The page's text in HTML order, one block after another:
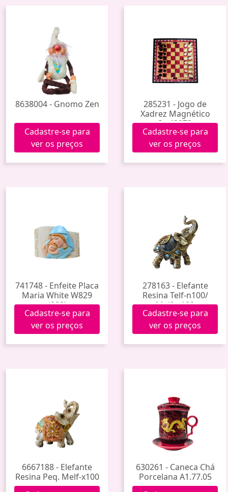
8638004 - Gnomo Zen
Cadastre-se para
ver os preços
285231 - Jogo de
Xadrez Magnético
Im42073
Cadastre-se para
ver os preços
741748 - Enfeite Placa
Maria White W829
(288)
Cadastre-se para
ver os preços
278163 - Elefante
Resina Telf-n100/
Melf-n100
Cadastre-se para
ver os preços
6667188 - Elefante
Resina Peq. Melf-x100
630261 - Caneca Chá
Porcelana A1.77.05